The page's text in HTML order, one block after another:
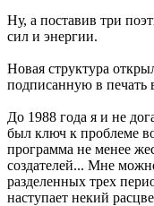
Ну, а поставив три
сил и энергии.
Новая структура
подписанную в печать
До 1988 года я и не
был ключ к проблеме
программа не менее
создателей... Мне
разделенных трех
наступает некий